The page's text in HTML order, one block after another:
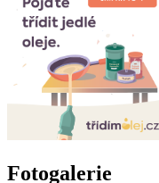
Fotogalerie